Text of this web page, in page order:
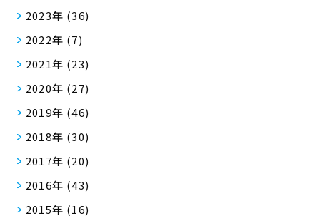
2023年 (36)
2022年 (7)
2021年 (23)
2020年 (27)
2019年 (46)
2018年 (30)
2017年 (20)
2016年 (43)
2015年 (16)